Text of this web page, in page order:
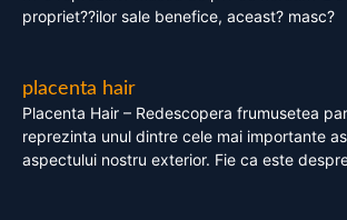
propriet??ilor sale benefice, aceast? masc?
placenta hair
Placenta Hair – Redescopera frumusetea
reprezinta unul dintre cele mai importante
aspectului nostru exterior. Fie ca este